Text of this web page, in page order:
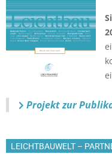
Projekt zur
LEICHTBAUWELT –